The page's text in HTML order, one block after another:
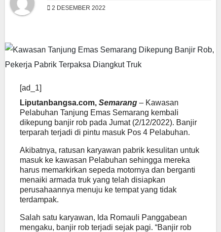
2 DESEMBER 2022
[ad_1]
Liputanbangsa.com, Semarang – Kawasan
Pelabuhan Tanjung Emas Semarang kembali
dikepung banjir rob pada Jumat (2/12/2022). Banjir
terparah terjadi di pintu masuk Pos 4 Pelabuhan.
Akibatnya, ratusan karyawan pabrik kesulitan untuk
masuk ke kawasan Pelabuhan sehingga mereka
harus memarkirkan sepeda motornya dan berganti
menaiki armada truk yang telah disiapkan
perusahaannya menuju ke tempat yang tidak
terdampak.
Salah satu karyawan, Ida Romauli Panggabean
mengaku, banjir rob terjadi sejak pagi. “Banjir rob